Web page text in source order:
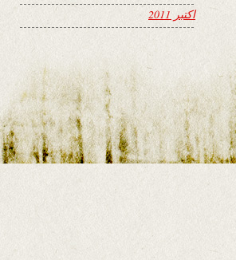
اکتبر 2011